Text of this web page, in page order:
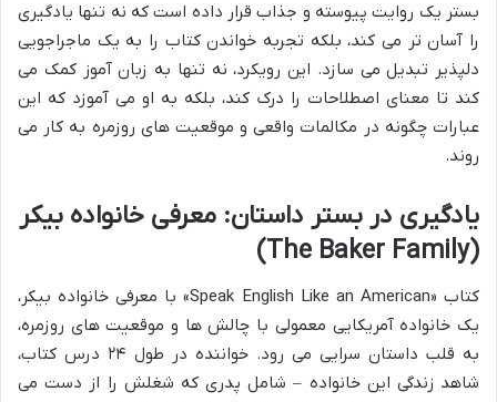
بستر یک روایت پیوسته و جذاب قرار داده است که نه تنها یادگیری
را آسان تر می کند، بلکه تجربه خواندن کتاب را به یک ماجراجویی
دلپذیر تبدیل می سازد. این رویکرد، نه تنها به زبان آموز کمک می
کند تا معنای اصطلاحات را درک کند، بلکه به او می آموزد که این
عبارات چگونه در مکالمات واقعی و موقعیت های روزمره به کار می
روند.
یادگیری در بستر داستان: معرفی خانواده بیکر
(The Baker Family)
کتاب «Speak English Like an American» با معرفی خانواده بیکر،
یک خانواده آمریکایی معمولی با چالش ها و موقعیت های روزمره،
به قلب داستان سرایی می رود. خواننده در طول ۲۴ درس کتاب،
شاهد زندگی این خانواده – شامل پدری که شغلش را از دست می